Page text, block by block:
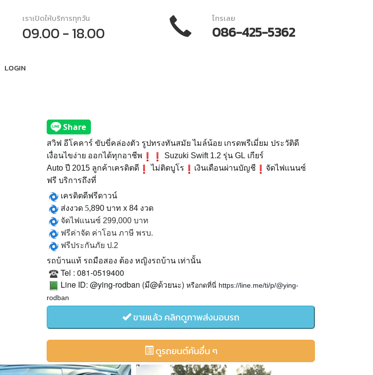
เราเปิดให้บริการทุกวัน
09.00 - 18.00
โทรเลย
086-425-5362
LOGIN
สวิฟ อีโคคาร์ ขับขี่คล่องตัว รูปทรงทันสมัย ไมล์น้อย เกรดพรีเมี่ยม ประวัติดี
เงื่อนไขง่าย ออกได้ทุกอาชีพ
Suzuki Swift 1.2 รุ่น GL เกียร์
Auto ปี 2015 ลูกค้าเครดิตดี ไม่ติดบูโร เงินเดือนผ่านบัญชี
จัดไฟแนนซ์
ฟรี บริการถึงที่
เครดิตดีฟรีดาวน์
ส่งงวด 5,890 บาท x 84 งวด
จัดไฟแนนซ์ 299,000 บาท
ฟรีค่าจัด ค่าโอน ภาษี พรบ.
ฟรีประกันภัย ป.2
รถบ้านแท้ รถมือสอง ต้อง หญิงรถบ้าน เท่านั้น
Tel : 081-0519400
Line ID: @ying-rodban (มี@ด้วยนะ) หรือกดที่นี่ https://line.me/ti/p/@ying-
rodban
ขายแล้ว คลิกดูภาพส่งมอบรถ
ดูรถยนต์คันอื่น ๆ